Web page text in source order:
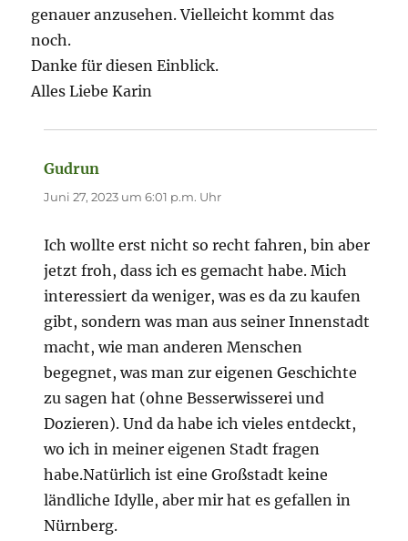
genauer anzusehen. Vielleicht kommt das
noch.
Danke für diesen Einblick.
Alles Liebe Karin
Gudrun
Juni 27, 2023 um 6:01 p.m. Uhr
Ich wollte erst nicht so recht fahren, bin aber
jetzt froh, dass ich es gemacht habe. Mich
interessiert da weniger, was es da zu kaufen
gibt, sondern was man aus seiner Innenstadt
macht, wie man anderen Menschen
begegnet, was man zur eigenen Geschichte
zu sagen hat (ohne Besserwisserei und
Dozieren). Und da habe ich vieles entdeckt,
wo ich in meiner eigenen Stadt fragen
habe.Natürlich ist eine Großstadt keine
ländliche Idylle, aber mir hat es gefallen in
Nürnberg.